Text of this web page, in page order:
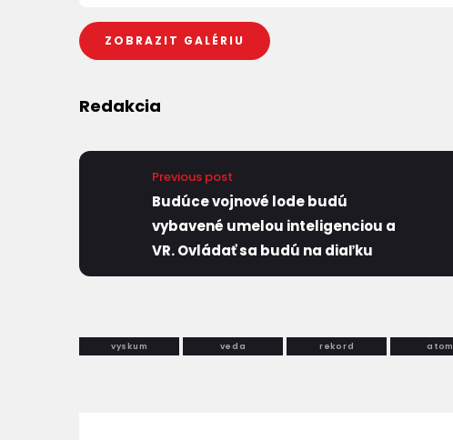
ZOBRAZIT GALÉRIU
Redakcia
Previous post
Budúce vojnové lode budú
vybavené umelou inteligenciou a
VR. Ovládať sa budú na diaľku
vyskum veda rekord atom